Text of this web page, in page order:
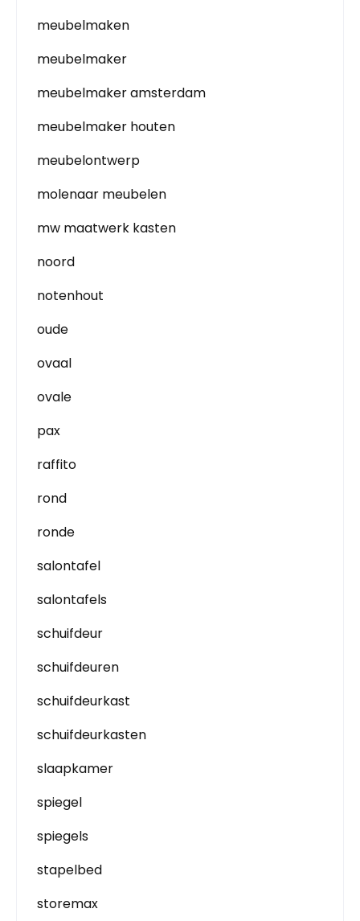
meubelmaken
meubelmaker
meubelmaker amsterdam
meubelmaker houten
meubelontwerp
molenaar meubelen
mw maatwerk kasten
noord
notenhout
oude
ovaal
ovale
pax
raffito
rond
ronde
salontafel
salontafels
schuifdeur
schuifdeuren
schuifdeurkast
schuifdeurkasten
slaapkamer
spiegel
spiegels
stapelbed
storemax